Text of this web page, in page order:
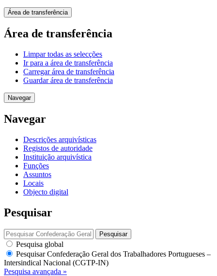
Área de transferência
Área de transferência
Limpar todas as selecções
Ir para a área de transferência
Carregar área de transferência
Guardar área de transferência
Navegar
Navegar
Descrições arquivísticas
Registos de autoridade
Instituição arquivística
Funções
Assuntos
Locais
Objecto digital
Pesquisar
Pesquisar
Pesquisa global
PesquisarConfederação Geral dos Trabalhadores Portugueses –
Intersindical Nacional (CGTP-IN)
Pesquisa avançada »